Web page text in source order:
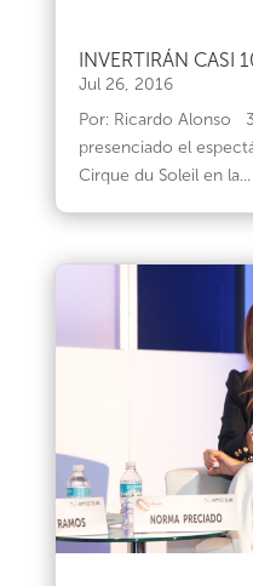
INVERTIRÁN CASI
Jul 26, 2016
Por: Ricardo Alonso
presenciado el
Cirque du Soleil en la...